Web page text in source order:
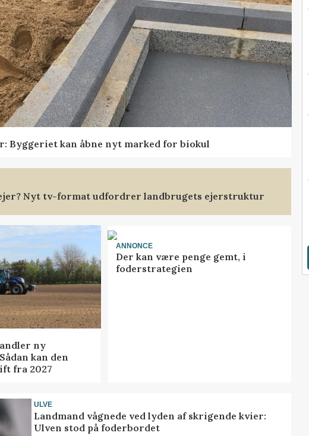
Byggeriet kan åbne nyt marked for biokul
Nyt tv-format udfordrer landbrugets ejerstruktur
ny
kan den
fra 2027
ANNONCE
Der kan være penge gemt, i
foderstrategien
ULVE
Landmand vågnede ved lyden af skrigende kvier:
Ulven stod på foderbordet